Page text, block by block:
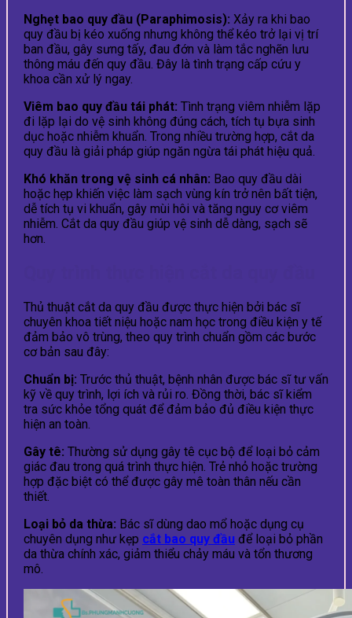
Nghẹt bao quy đầu (Paraphimosis): Xảy ra khi bao
quy đầu bị kéo xuống nhưng không thể kéo trở lại vị trí
ban đầu, gây sưng tấy, đau đớn và làm tắc nghẽn lưu
thông máu đến quy đầu. Đây là tình trạng cấp cứu y
khoa cần xử lý ngay.
Viêm bao quy đầu tái phát: Tình trạng viêm nhiễm lặp
đi lặp lại do vệ sinh không đúng cách, tích tụ bựa sinh
dục hoặc nhiễm khuẩn. Trong nhiều trường hợp, cắt da
quy đầu là giải pháp giúp ngăn ngừa tái phát hiệu quả.
Khó khăn trong vệ sinh cá nhân: Bao quy đầu dài
hoặc hẹp khiến việc làm sạch vùng kín trở nên bất tiện,
dễ tích tụ vi khuẩn, gây mùi hôi và tăng nguy cơ viêm
nhiễm. Cắt da quy đầu giúp vệ sinh dễ dàng, sạch sẽ
hơn.
Thủ thuật cắt da quy đầu được thực hiện bởi bác sĩ
chuyên khoa tiết niệu hoặc nam học trong điều kiện y tế
đảm bảo vô trùng, theo quy trình chuẩn gồm các bước
cơ bản sau đây:
Chuẩn bị: Trước thủ thuật, bệnh nhân được bác sĩ tư vấn
kỹ về quy trình, lợi ích và rủi ro. Đồng thời, bác sĩ kiểm
tra sức khỏe tổng quát để đảm bảo đủ điều kiện thực
hiện an toàn.
Gây tê: Thường sử dụng gây tê cục bộ để loại bỏ cảm
giác đau trong quá trình thực hiện. Trẻ nhỏ hoặc trường
hợp đặc biệt có thể được gây mê toàn thân nếu cần
thiết.
Loại bỏ da thừa: Bác sĩ dùng dao mổ hoặc dụng cụ
chuyên dụng như kẹp cắt bao quy đầu để loại bỏ phần
da thừa chính xác, giảm thiểu chảy máu và tổn thương
mô.